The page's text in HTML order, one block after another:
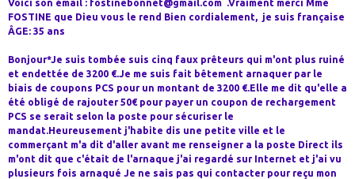
Voici son émail : fostinebonnet@gmail.com .Vraiment merci Mme
FOSTINE que Dieu vous le rend Bien cordialement, je suis française
ÂGE: 35 ans
Bonjour*Je suis tombée suis cinq faux prêteurs qui m'ont plus ruiné
et endettée de 3200 €.Je me suis fait bêtement arnaquer par le
biais de coupons PCS pour un montant de 3200 €.Elle me dit qu'elle a
été obligé de rajouter 50€ pour payer un coupon de rechargement
PCS se serait selon la poste pour sécuriser le
mandat.Heureusement j'habite dis une petite ville et le
commerçant m'a dit d'aller avant me renseigner a la poste Direct ils
m'ont dit que c'était de l'arnaque j'ai regardé sur Internet et j'ai vu
plusieurs fois arnaqué Je ne sais pas qui contacter pour reçu mon